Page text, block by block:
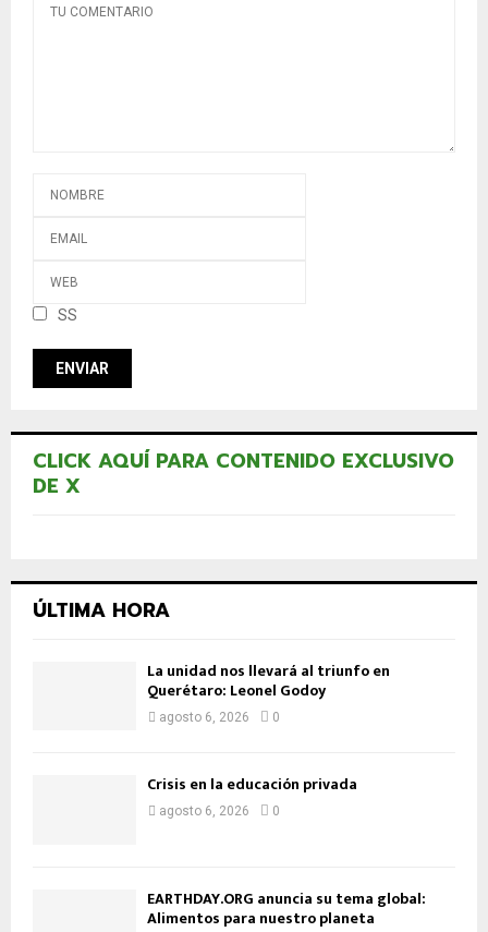
SS
CLICK AQUÍ PARA CONTENIDO EXCLUSIVO
DE X
ÚLTIMA HORA
La unidad nos llevará al triunfo en
Querétaro: Leonel Godoy
agosto 6, 2026 0
Crisis en la educación privada
agosto 6, 2026 0
EARTHDAY.ORG anuncia su tema global:
Alimentos para nuestro planeta